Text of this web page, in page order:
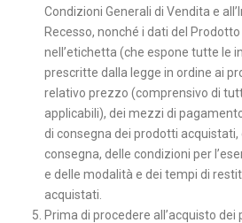
Condizioni Generali di Vendita e
Recesso, nonché i dati del
nell’etichetta (che espone tutte le
prescritte dalla legge in ordine ai
relativo prezzo (comprensivo di
applicabili), dei mezzi di
di consegna dei prodotti
consegna, delle condizioni per
e delle modalità e dei tempi di
acquistati.
Prima di procedere all’acquisto